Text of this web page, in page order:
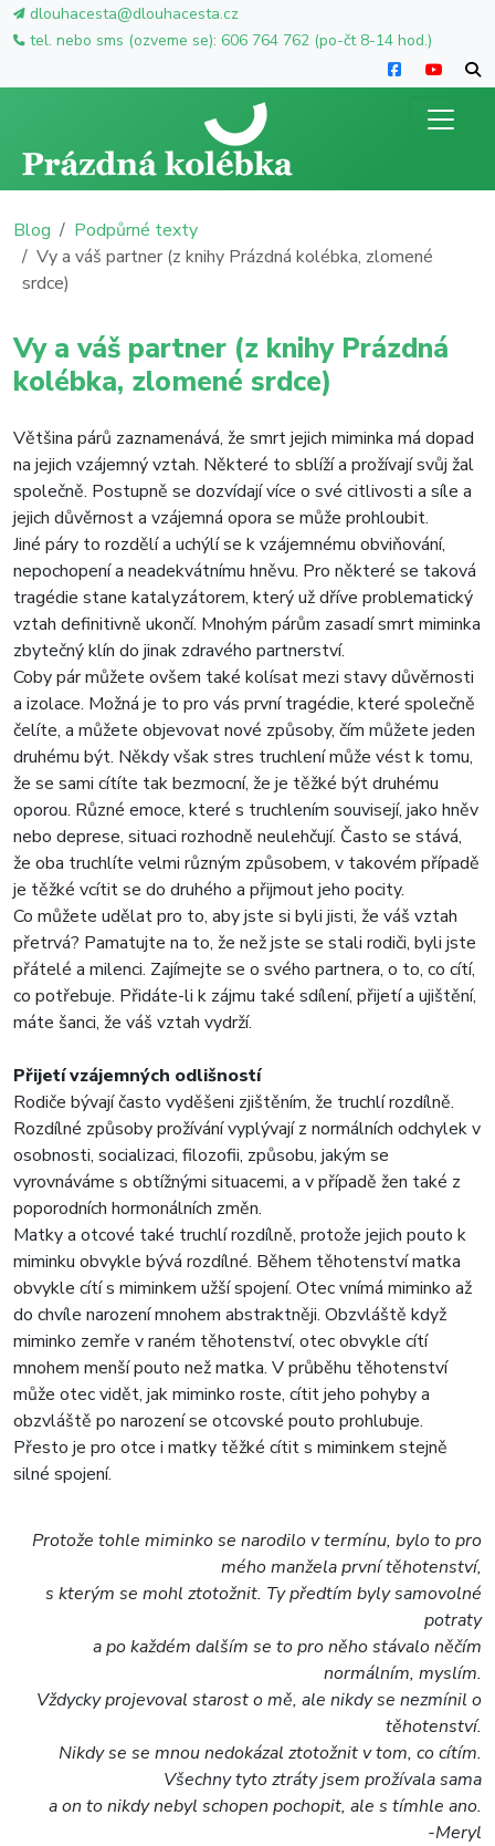
dlouhacesta@dlouhacesta.cz
tel. nebo sms (ozveme se): 606 764 762 (po-čt 8-14 hod.)
Blog
Podpůrné texty
Vy a váš partner (z knihy Prázdná kolébka, zlomené
srdce)
Vy a váš partner (z knihy Prázdná
kolébka, zlomené srdce)
Většina párů zaznamenává, že smrt jejich miminka má dopad
na jejich vzájemný vztah. Některé to sblíží a prožívají svůj žal
společně. Postupně se dozvídají více o své citlivosti a síle a
jejich důvěrnost a vzájemná opora se může prohloubit.
Jiné páry to rozdělí a uchýlí se k vzájemnému obviňování,
nepochopení a neadekvátnímu hněvu. Pro některé se taková
tragédie stane katalyzátorem, který už dříve problematický
vztah definitivně ukončí. Mnohým párům zasadí smrt miminka
zbytečný klín do jinak zdravého partnerství.
Coby pár můžete ovšem také kolísat mezi stavy důvěrnosti
a izolace. Možná je to pro vás první tragédie, které společně
čelíte, a můžete objevovat nové způsoby, čím můžete jeden
druhému být. Někdy však stres truchlení může vést k tomu,
že se sami cítíte tak bezmocní, že je těžké být druhému
oporou. Různé emoce, které s truchlením souvisejí, jako hněv
nebo deprese, situaci rozhodně neulehčují. Často se stává,
že oba truchlíte velmi různým způsobem, v takovém případě
je těžké vcítit se do druhého a přijmout jeho pocity.
Co můžete udělat pro to, aby jste si byli jisti, že váš vztah
přetrvá? Pamatujte na to, že než jste se stali rodiči, byli jste
přátelé a milenci. Zajímejte se o svého partnera, o to, co cítí,
co potřebuje. Přidáte-li k zájmu také sdílení, přijetí a ujištění,
máte šanci, že váš vztah vydrží.
Přijetí vzájemných odlišností
Rodiče bývají často vyděšeni zjištěním, že truchlí rozdílně.
Rozdílné způsoby prožívání vyplývají z normálních odchylek v
osobnosti, socializaci, filozofii, způsobu, jakým se
vyrovnáváme s obtížnými situacemi, a v případě žen také z
poporodních hormonálních změn.
Matky a otcové také truchlí rozdílně, protože jejich pouto k
miminku obvykle bývá rozdílné. Během těhotenství matka
obvykle cítí s miminkem užší spojení. Otec vnímá miminko až
do chvíle narození mnohem abstraktněji. Obzvláště když
miminko zemře v raném těhotenství, otec obvykle cítí
mnohem menší pouto než matka. V průběhu těhotenství
může otec vidět, jak miminko roste, cítit jeho pohyby a
obzvláště po narození se otcovské pouto prohlubuje.
Přesto je pro otce i matky těžké cítit s miminkem stejně
silné spojení.
Protože tohle miminko se narodilo v termínu, bylo to pro
mého manžela první těhotenství,
s kterým se mohl ztotožnit. Ty předtím byly samovolné
potraty
a po každém dalším se to pro něho stávalo něčím
normálním, myslím.
Vždycky projevoval starost o mě, ale nikdy se nezmínil o
těhotenství.
Nikdy se se mnou nedokázal ztotožnit v tom, co cítím.
Všechny tyto ztráty jsem prožívala sama
a on to nikdy nebyl schopen pochopit, ale s tímhle ano.
-Meryl